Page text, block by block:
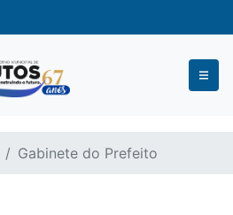
Gabinete do Prefeito